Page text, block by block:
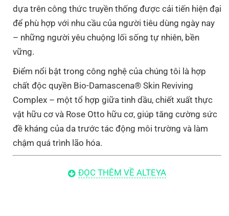
dựa trên công thức truyền thống được cải tiến hiện đại
để phù hợp với nhu cầu của người tiêu dùng ngày nay
– những người yêu chuộng lối sống tự nhiên, bền
vững.
Điểm nổi bật trong công nghệ của chúng tôi là hợp
chất độc quyền Bio-Damascena® Skin Reviving
Complex – một tổ hợp giữa tinh dầu, chiết xuất thực
vật hữu cơ và Rose Otto hữu cơ, giúp tăng cường sức
đề kháng của da trước tác động môi trường và làm
chậm quá trình lão hóa.
Chúng Tôi Làm Gì?ĐỌC THÊM VỀ ALTEYA